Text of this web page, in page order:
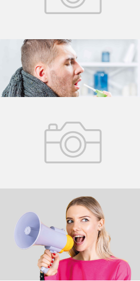
31.05.2026 № 20 (418)
7 вопросов о летней ангине
№ 13 (361)
От шёпота до крика